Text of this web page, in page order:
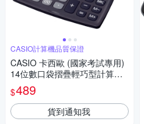
CASIO計算機品質保證
CASIO 卡西歐 (國家考試專用)
14位數口袋摺疊輕巧型計算機S
L-240LB
$489
貨到通知我